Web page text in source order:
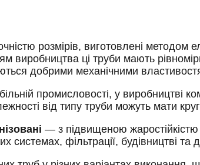
розмірів, виготовлені методом
ці труби мають
добрими механічними
промисловості, у виробництві
від типу труби можуть мати
— з підвищеною
системах, фільтрації, будівництві та